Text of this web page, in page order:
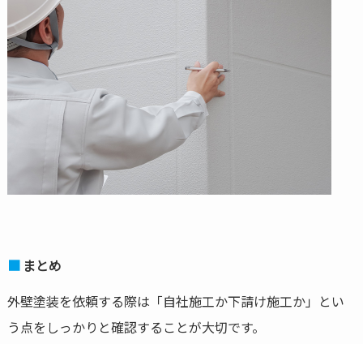
まとめ
外壁塗装を依頼する際は「自社施工か下請け施工か」とい
う点をしっかりと確認することが大切です。